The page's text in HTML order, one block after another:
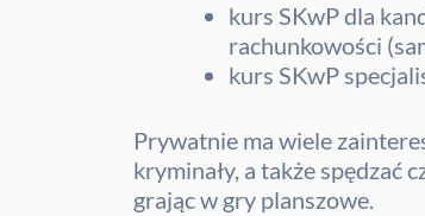
kurs SKwP dla
rachunkowości
kurs SKwP
Prywatnie ma wiele
kryminały, a także spędzać
grając w gry planszowe.